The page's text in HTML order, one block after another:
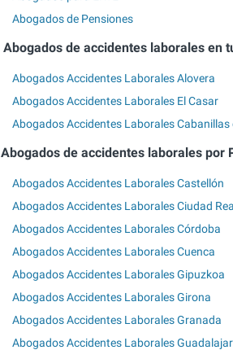
Abogados de Pensiones
Abogados de accidentes laborales en
Abogados Accidentes Laborales Alovera
Abogados Accidentes Laborales El Casar
Abogados Accidentes Laborales Cabanillas
Abogados de accidentes laborales por
Abogados Accidentes Laborales Castellón
Abogados Accidentes Laborales Ciudad
Abogados Accidentes Laborales Córdoba
Abogados Accidentes Laborales Cuenca
Abogados Accidentes Laborales Gipuzkoa
Abogados Accidentes Laborales Girona
Abogados Accidentes Laborales Granada
Abogados Accidentes Laborales